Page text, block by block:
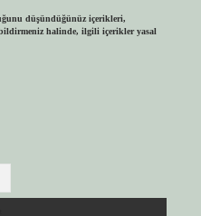
düşündüğünüz içerikleri,
halinde, ilgili içerikler yasal